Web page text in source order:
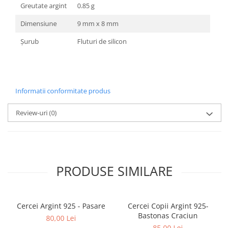
Greutate argint
0.85 g
Dimensiune
9 mm x 8 mm
Șurub
Fluturi de silicon
Informatii conformitate produs
Review-uri(0)
PRODUSE SIMILARE
Cercei Argint 925 - Pasare
80,00 Lei
Cercei Copii Argint 925-
Bastonas Craciun